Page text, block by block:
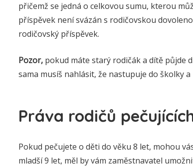
přičemž se jedná o celkovou sumu, kterou
příspěvek není svázán s rodičovskou
rodičovský příspěvek.
Pozor, pokud máte starý rodičák a dítě půjde
sama musíš nahlásit, že nastupuje do školky a
Práva rodičů
Pokud pečujete o děti do věku 8 let, mohou
mladší 9 let, měl by vám zaměstnavatel